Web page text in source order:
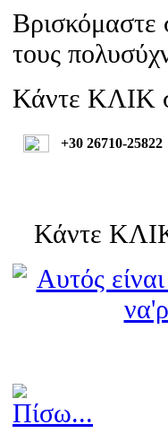
Βρισκόμαστε
τους
Κάντε ΚΛΙΚ
+30 26710-25822
Κάντε ΚΛΙΚ